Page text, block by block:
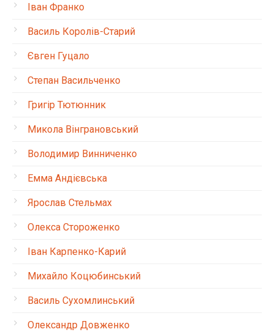
Іван Франко
Василь Королів-Старий
Євген Гуцало
Степан Васильченко
Григір Тютюнник
Микола Вінграновський
Володимир Винниченко
Емма Андієвська
Ярослав Стельмах
Олекса Стороженко
Іван Карпенко-Карий
Михайло Коцюбинський
Василь Сухомлинський
Олександр Довженко